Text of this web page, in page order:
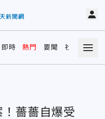
即時 熱門 要聞 社會 娛樂
！薔薔自爆受